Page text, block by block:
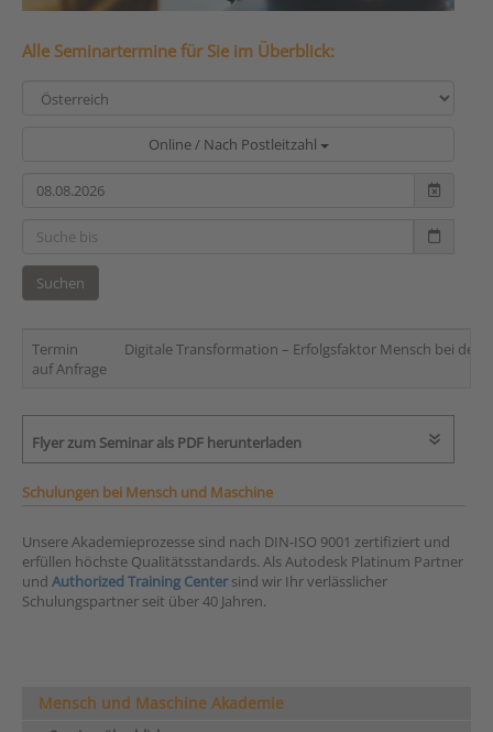
Alle Seminartermine für Sie im Überblick:
Online / Nach Postleitzahl
Suchen
Termin
auf Anfrage
Digitale Transformation – Erfolgsfaktor Mensch bei der
Flyer zum Seminar als PDF herunterladen
Schulungen bei Mensch und Maschine
Unsere Akademieprozesse sind nach DIN-ISO 9001 zertifiziert und
erfüllen höchste Qualitätsstandards. Als Autodesk Platinum Partner
und Authorized Training Centersind wir Ihr verlässlicher
Schulungspartner seit über 40 Jahren.
Mensch und Maschine Akademie